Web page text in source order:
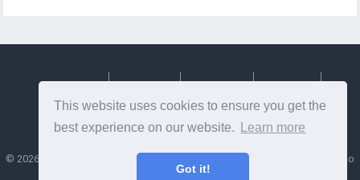
This website uses cookies to ensure you get the
best experience on our website.
Learn more
Got it!
© 2026 Lesptitesaffairesdemayl
- Consejos e información útil sobre diseño